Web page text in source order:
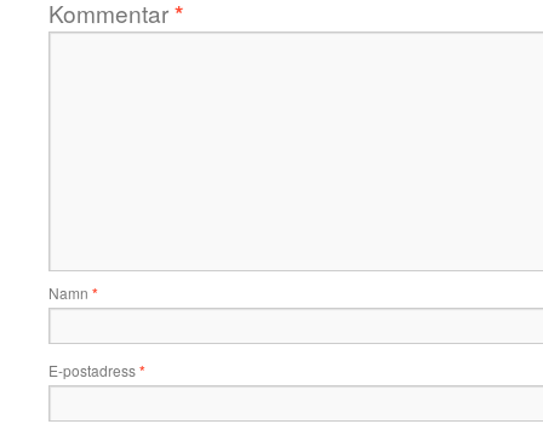
Kommentar*
Namn *
E-postadress*